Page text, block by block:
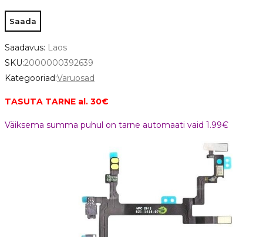
Saadavus: Laos
SKU:2000000392639
Kategooriad:Varuosad
TASUTA TARNE al. 30€
Väiksema summa puhul on tarne automaati vaid 1.99€